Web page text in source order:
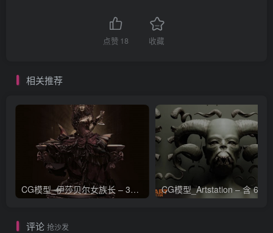
点赞 18 收藏
相关推荐
CG模型_伊莎贝尔女族长 – 3D 模型_CGART_模型下载
评论 抢沙发